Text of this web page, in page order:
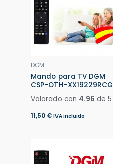
DGM
Mando para TV DGM
CSP-OTH-XX19229RCG
Valorado con 4.96 de 5
11,50 € IVA incluido